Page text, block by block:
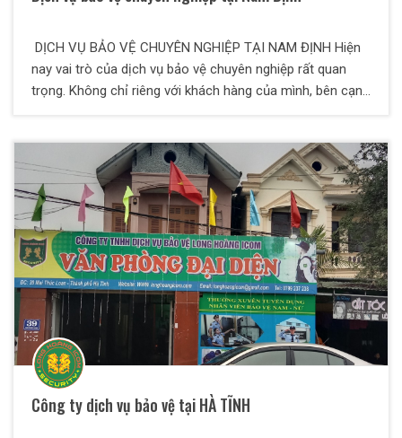
DỊCH VỤ BẢO VỆ CHUYÊN NGHIỆP TẠI NAM ĐỊNH Hiện
nay vai trò của dịch vụ bảo vệ chuyên nghiệp rất quan
trọng. Không chỉ riêng với khách hàng của mình, bên cạnh
nông thôn. Khi phát triển về kinh tế thì mặt trái sẽ có
nhiều hệ lụy xã hội hơn. An ninh sẽ phức tạp hơn nhiều.
Để Giải quyết vấn đề về an ninh, trật tự thì các dịch vụ
bảo vệ chuyên nghiệp tại Nam Định cũng phất triển.
Nhằm mang lại một sự an toàn phát triển kinh tế, đời
sống nâng cao hơn.
Công ty dịch vụ bảo vệ tại HÀ TĨNH